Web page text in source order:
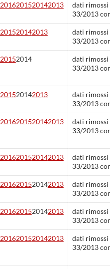
2016201520142013
dati rimossi
33/2013
201520142013
dati rimossi
33/2013
20152014
dati rimossi
33/2013
201520142013
dati rimossi
33/2013
2016201520142013
dati rimossi
33/2013
2016201520142013
dati rimossi
33/2013
2016201520142013
dati rimossi
33/2013
2016201520142013
dati rimossi
33/2013
2016201520142013
dati rimossi
33/2013